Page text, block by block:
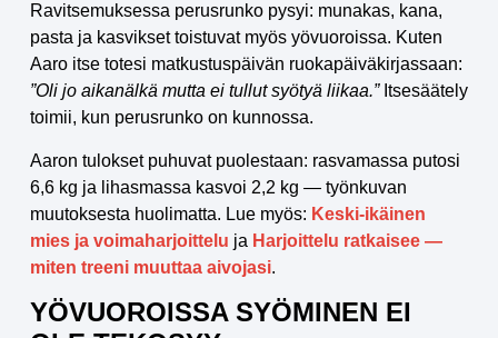
Ravitsemuksessa perusrunko pysyi: munakas, kana,
pasta ja kasvikset toistuvat myös yövuoroissa. Kuten
Aaro itse totesi matkustuspäivän ruokapäiväkirjassaan:
”Oli jo aikanälkä mutta ei tullut syötyä liikaa.”Itsesäätely
toimii, kun perusrunko on kunnossa.
Aaron tulokset puhuvat puolestaan: rasvamassa putosi
6,6 kg ja lihasmassa kasvoi 2,2 kg — työnkuvan
muutoksesta huolimatta. Lue myös: Keski-ikäinen
mies ja voimaharjoittelu ja Harjoittelu ratkaisee —
miten treeni muuttaa aivojasi.
YÖVUOROISSA SYÖMINEN EI